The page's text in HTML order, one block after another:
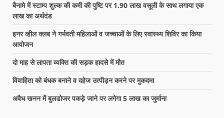
बैनामे में स्टाम्प शुल्क की कमी की पुष्टि पर 1.90 लाख वसूली के साथ लगाया एक
लाख का अर्थदंड
इनर व्हील क्लब ने गर्भवती महिलाओं व जच्चाओं के लिए स्वास्थ्य शिविर का किया
आयोजन
दो माह से लापता व्यक्ति की सड़क हादसे में मौत
विवाहिता को बंधक बनाने व दहेज उत्पीड़न करने पर मुकदमा
अवैध खनन में बुलडोजर पकड़े जाने पर लगेगा 5 लाख का जुर्माना